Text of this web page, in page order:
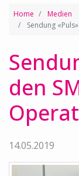
Home
Medien
Sendung
den
14.05.2019